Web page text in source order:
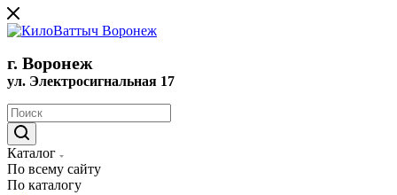
г. Воронеж
ул. Электросигнальная 17
Каталог
По всему сайту
По каталогу